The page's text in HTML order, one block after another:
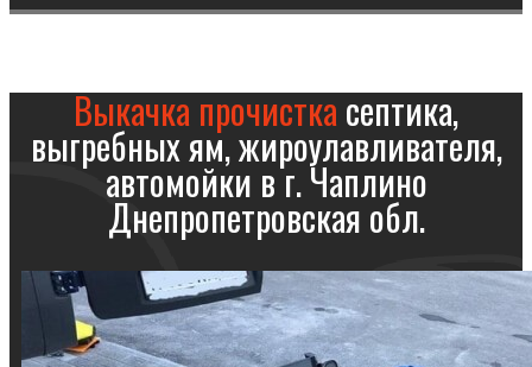
Выкачка прочисткасептика,
выгребных ям, жироулавливателя,
автомойки в г. Чаплино
Днепропетровская обл.